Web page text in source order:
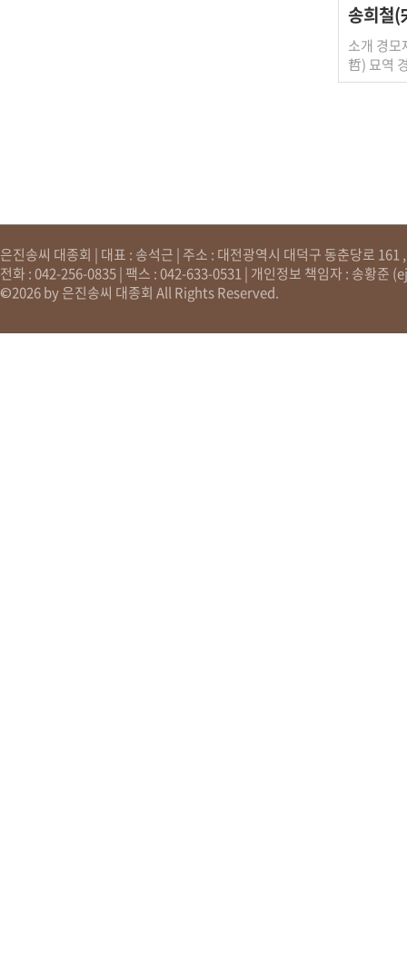
송희철
소개 경
哲) 묘역
암동 미
은진송씨 대종회 | 대표 : 송석근 | 주소 : 대전광역시 대덕구 동춘당로
전화 : 042-256-0835 | 팩스 : 042-633-0531 | 개인정보 책임자 : 송황준 (
©2026 by 은진송씨 대종회 All Rights Reserved.